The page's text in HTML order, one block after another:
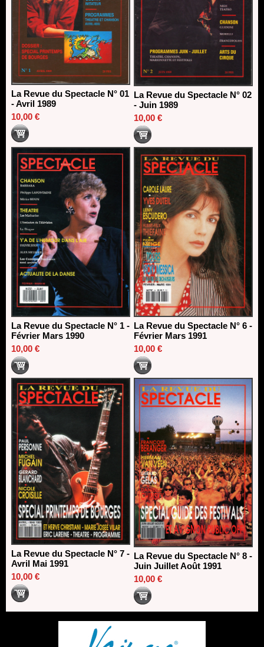
La Revue du Spectacle N° 01
- Avril 1989
10,00 €
La Revue du Spectacle N° 02
- Juin 1989
10,00 €
La Revue du Spectacle N° 1 -
Février Mars 1990
10,00 €
La Revue du Spectacle N° 6 -
Février Mars 1991
10,00 €
La Revue du Spectacle N° 7 -
Avril Mai 1991
10,00 €
La Revue du Spectacle N° 8 -
Juin Juillet Août 1991
10,00 €